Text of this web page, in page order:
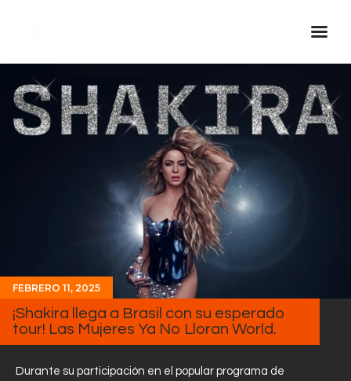
Inicio Real FM
Streaming
Descarga La APP
Programas
Noticias
Sobre Nosotros
Contactos
FEBRERO 11, 2025
¡Shakira llega a Brasil con su esperado
tour! Las Mujeres Ya No Lloran World.
Durante su participación en el popular programa de